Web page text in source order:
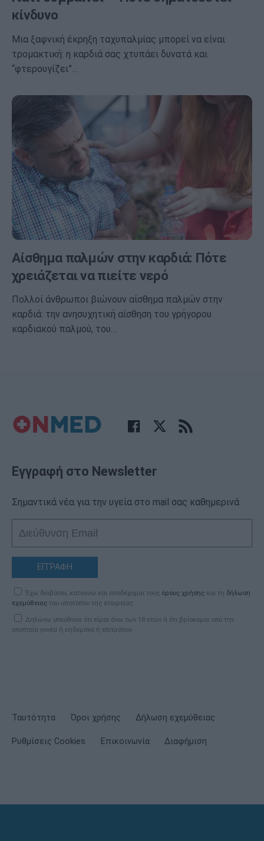
κίνδυνο
Μια ξαφνική έκρηξη ταχυπαλμίας μπορεί να είναι
τρομακτική: η καρδιά σας χτυπάει δυνατά και
“φτερουγίζει”…
Αίσθημα παλμών στην καρδιά: Πότε
χρειάζεται να πιείτε νερό
Πολλοί άνθρωποι βιώνουν αίσθημα παλμών στην
καρδιά: την ανησυχητική αίσθηση του γρήγορου
καρδιακού παλμού, του…
Εγγραφή στο Newsletter
Σημαντικά νέα για την υγεία στο mail σας καθημερινά
ΕΓΓΡΑΦΗ
Έχω διαβάσει, κατανοώ και αποδέχομαι τους όρους χρήσης και τη δήλωση
εχεμύθειας του ιστοτόπου της εταιρείας
Δηλώνω υπεύθυνα ότι είμαι άνω των 18 ετών ή ότι βρίσκομαι υπό την
εποπτεία γονέα ή κηδεμόνα ή επιτρόπου
Ταυτότητα Όροι χρήσης Δήλωση εχεμύθειας
Ρυθμίσεις Cookies Επικοινωνία Διαφήμιση